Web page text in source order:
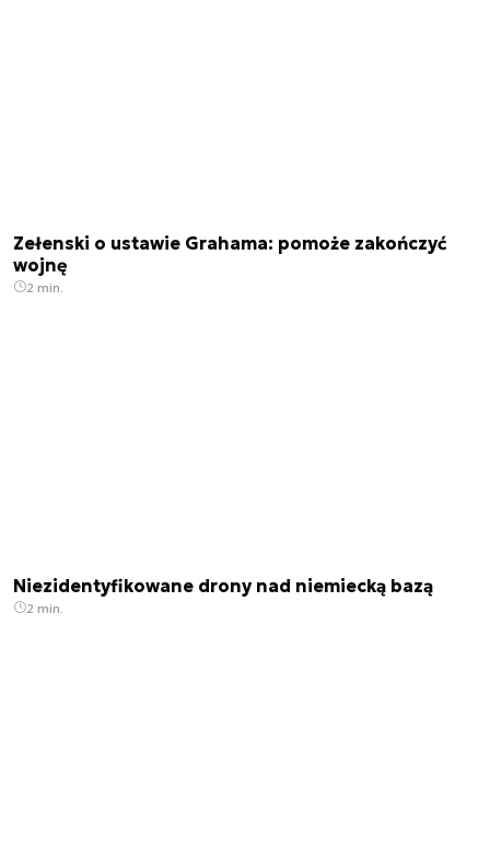
Zełenski o ustawie Grahama: pomoże zakończyć
wojnę
2 min.
Niezidentyfikowane drony nad niemiecką bazą
2 min.